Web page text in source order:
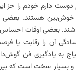
دارم خودم را جز
خوش‌بین هستند. بعضی
بعضی اوقات احساس
آن را رقابت یا
به یادگیری فن
و بسیار سخت است که